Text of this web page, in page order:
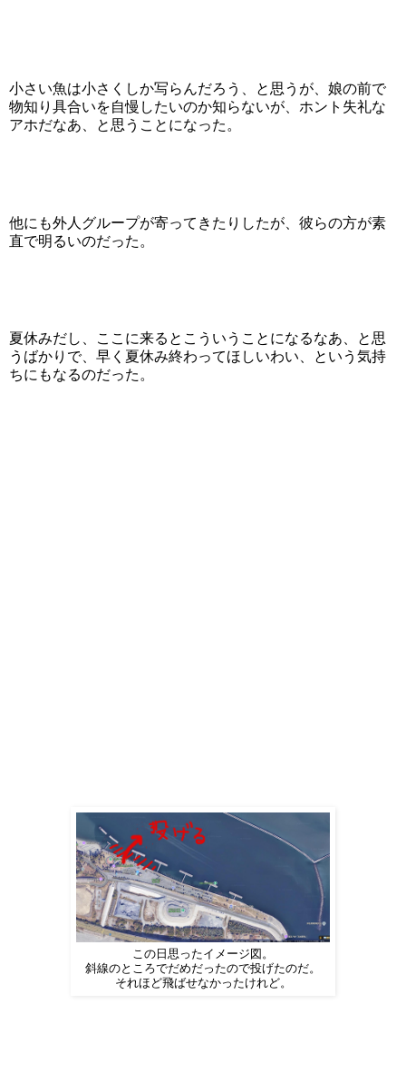
小さい魚は小さくしか写らんだろう、と思うが、娘の前で
物知り具合いを自慢したいのか知らないが、ホント失礼な
アホだなあ、と思うことになった。
他にも外人グループが寄ってきたりしたが、彼らの方が素
直で明るいのだった。
夏休みだし、ここに来るとこういうことになるなあ、と思
うばかりで、早く夏休み終わってほしいわい、という気持
ちにもなるのだった。
この日思ったイメージ図。
斜線のところでだめだったので投げたのだ。
それほど飛ばせなかったけれど。